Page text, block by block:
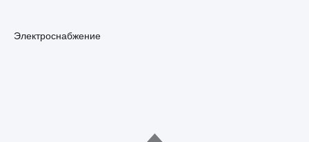
Электроснабжение